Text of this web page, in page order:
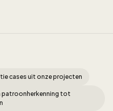
cases uit onze projecten
patroonherkenning tot